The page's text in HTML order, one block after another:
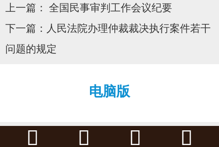
上一篇： 全国民事审判工作会议纪要
下一篇： 人民法院办理仲裁裁决执行案件若干
问题的规定
电脑版
   